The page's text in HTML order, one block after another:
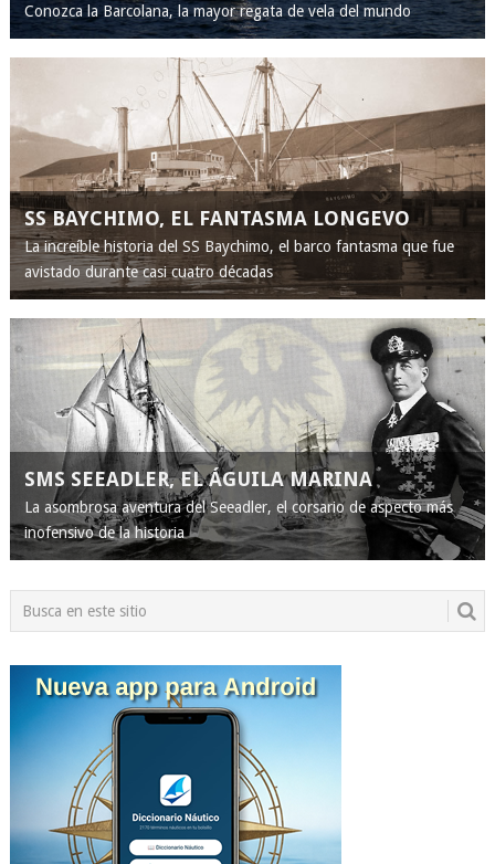
Conozca la Barcolana, la mayor regata de vela del mundo
SS BAYCHIMO, EL FANTASMA LONGEVO
La increíble historia del SS Baychimo, el barco fantasma que fue
avistado durante casi cuatro décadas
SMS SEEADLER, EL ÁGUILA MARINA
La asombrosa aventura del Seeadler, el corsario de aspecto más
inofensivo de la historia